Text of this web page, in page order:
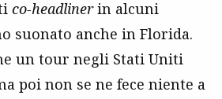
co-headlinerin alcuni
suonato anche in Florida.
un tour negli Stati Uniti
poi non se ne fece niente a